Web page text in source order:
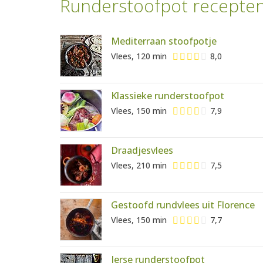
Runderstoofpot
Mediterraan stoofpotje
Vlees, 120 min 8,0
Klassieke runderstoofpot
Vlees, 150 min 7,9
Draadjesvlees
Vlees, 210 min 7,5
Gestoofd rundvlees uit Florence
Vlees, 150 min 7,7
Ierse runderstoofpot